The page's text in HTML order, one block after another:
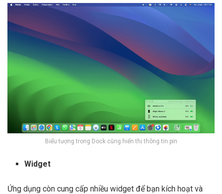
Biểu tượng trong Dock cũng hiển thị thông tin pin
Widget
Ứng dụng còn cung cấp nhiều widget để bạn kích hoạt và